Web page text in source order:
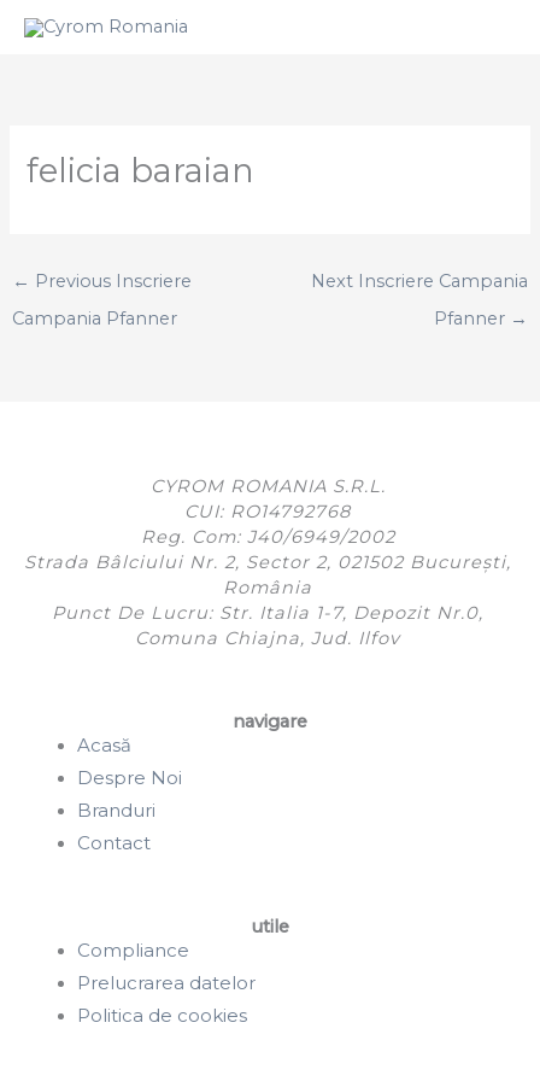
felicia baraian
← Previous Inscriere
Campania Pfanner
Next Inscriere Campania
Pfanner →
CYROM ROMANIA S.R.L.
CUI: RO14792768
Reg. Com: J40/6949/2002
Strada Bâlciului Nr. 2, Sector 2, 021502 București,
România
Punct De Lucru: Str. Italia 1-7, Depozit Nr.0,
Comuna Chiajna, Jud. Ilfov
navigare
Acasă
Despre Noi
Branduri
Contact
utile
Compliance
Prelucrarea datelor
Politica de cookies